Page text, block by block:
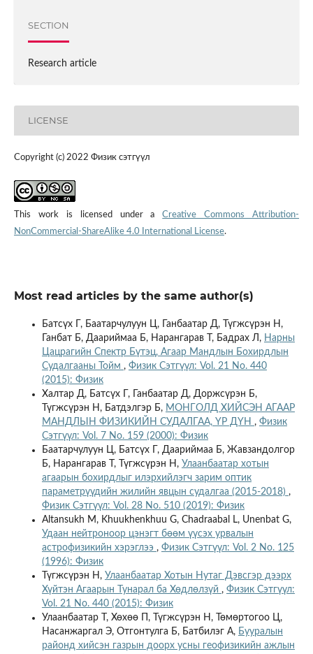
SECTION
Research article
LICENSE
Copyright (c) 2022 Физик сэтгүүл
This work is licensed under aCreative Commons Attribution-
NonCommercial-ShareAlike 4.0 International License.
Most read articles by the same author(s)
Батсүх Г, Баатарчулуун Ц, Ганбаатар Д, Түгжсүрэн Н,
Ганбат Б, Даариймаа Б, Нарангарав T, Бадрах Л, Нарны
Цацрагийн Спектр Бүтэц, Агаар Мандлын Бохирдлын
Судалгааны Тойм , Физик Сэтгүүл: Vol. 21 No. 440
(2015): Физик
Халтар Д, Батсүх Г, Ганбаатар Д, Доржсүрэн Б,
Түгжсүрэн Н, Батдэлгэр Б, МОНГОЛД ХИЙСЭН АГААР
МАНДЛЫН ФИЗИКИЙН СУДАЛГАА, ҮР ДҮН , Физик
Сэтгүүл: Vol. 7 No. 159 (2000): Физик
Баатарчулуун Ц, Батсүх Г, Даариймаа Б, Жавзандолгор
Б, Нарангарав Т, Түгжсүрэн Н, Улаанбаатар хотын
агаарын бохирдлыг илэрхийлэгч зарим оптик
параметрүүдийн жилийн явцын судалгаа (2015-2018) ,
Физик Сэтгүүл: Vol. 28 No. 510 (2019): Физик
Altansukh M, Khuukhenkhuu G, Chadraabal L, Unenbat G,
Удаан нейтроноор цэнэгт бөөм үүсэх урвалын
астрофизикийн хэрэглээ , Физик Сэтгүүл: Vol. 2 No. 125
(1996): Физик
Түгжсүрэн Н, Улаанбаатар Хотын Нутаг Дэвсгэр дээрх
Хүйтэн Агаарын Тунарал ба Хөдлөлзүй , Физик Сэтгүүл:
Vol. 21 No. 440 (2015): Физик
Улаанбаатар Т, Хөхөө П, Түгжсүрэн Н, Төмөртогоо Ц,
Насанжаргал Э, Отгонтулга Б, Батбилэг А, Бууралын
районд хийсэн газрын доорх усны геофизикийн ажлын